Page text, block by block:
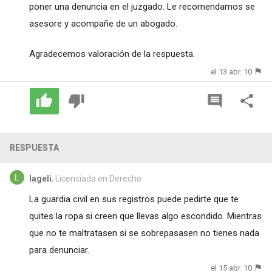
poner una denuncia en el juzgado. Le recomendamos se
asesore y acompañe de un abogado.
Agradecemos valoración de la respuesta.
el 13 abr. 10
RESPUESTA
lageli, Licenciada en Derecho
La guardia civil en sus registros puede pedirte que te
quites la ropa si creen que llevas algo escondido. Mientras
que no te maltratasen si se sobrepasasen no tienes nada
para denunciar.
el 15 abr. 10